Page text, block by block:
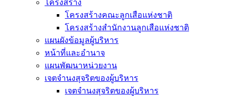
โครงสร้าง
โครงสร้างคณะลูกเสือแห่งชาติ
โครงสร้างสำนักงานลูกเสือแห่งชาติ
แผนผังข้อมูลผู้บริหาร
หน้าที่และอำนาจ
แผนพัฒนาหน่วยงาน
เจตจำนงสุจริตของผู้บริหาร
เจตจำนงสุจริตของผู้บริหาร